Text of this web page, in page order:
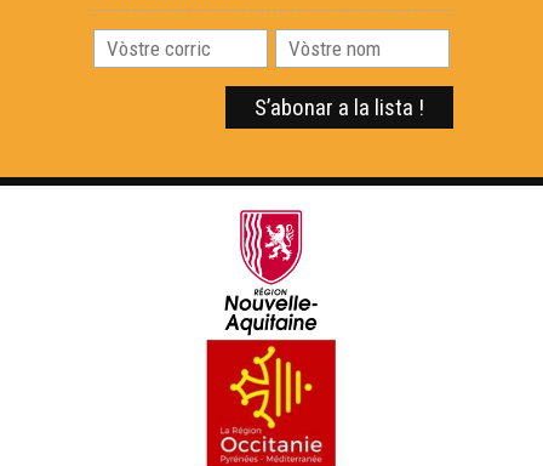
L’Istòria deus Rosiers Daus Gletons - Los Secrets de
Fred
Lo Gabinet de las curiositas - Los Secrets de Fred
Lo Castèth de Crazannes - Los secrets de Fred